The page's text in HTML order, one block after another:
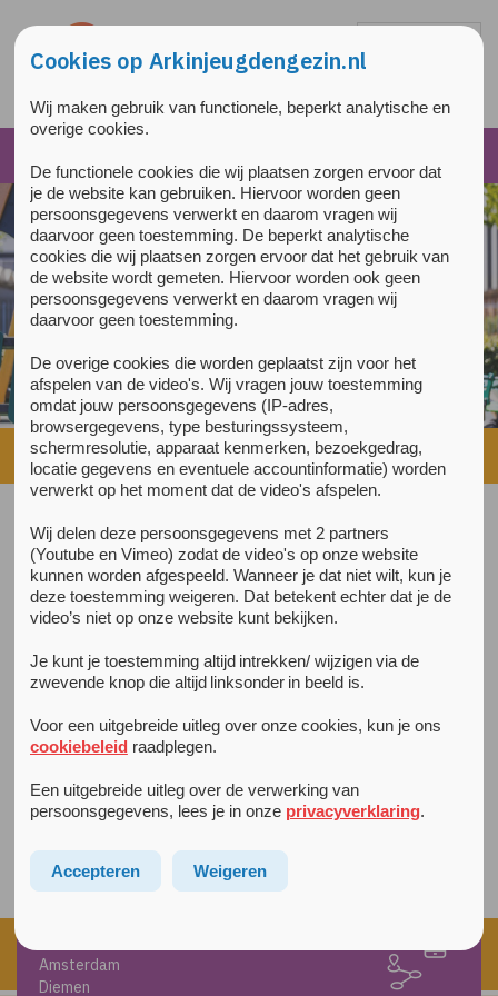
Home»Psychiater Christel Middeldorp in NRC
Alle nieuwsberichten
25 maart 2024
Psychiater Christel Middeldorp in NRC
Arkin gezinspsychiater Christel
prachtig interview in de NRC. “Kijk
bij een stoornis ook naar het gezin”,
oppert ze. Benieuwd naar het hele
artikel?
Lees hethier.
Amsterdam
Diemen
Cookies op Arkinjeugdengezin.nl
Wij maken gebruik van functionele, beperkt analytische en
overige cookies.
De functionele cookies die wij plaatsen zorgen ervoor dat
je de website kan gebruiken. Hiervoor worden geen
persoonsgegevens verwerkt en daarom vragen wij
daarvoor geen toestemming. De beperkt analytische
cookies die wij plaatsen zorgen ervoor dat het gebruik van
de website wordt gemeten. Hiervoor worden ook geen
persoonsgegevens verwerkt en daarom vragen wij
daarvoor geen toestemming.
De overige cookies die worden geplaatst zijn voor het
afspelen van de video's. Wij vragen jouw toestemming
omdat jouw persoonsgegevens (IP-adres,
browsergegevens, type besturingssysteem,
schermresolutie, apparaat kenmerken, bezoekgedrag,
locatie gegevens en eventuele accountinformatie) worden
verwerkt op het moment dat de video's afspelen.
Wij delen deze persoonsgegevens met 2 partners
(Youtube en Vimeo) zodat de video's op onze website
kunnen worden afgespeeld. Wanneer je dat niet wilt, kun je
deze toestemming weigeren. Dat betekent echter dat je de
video’s niet op onze website kunt bekijken.
Je kunt je toestemming altijd intrekken/ wijzigen via de
zwevende knop die altijd linksonder in beeld is.
Voor een uitgebreide uitleg over onze cookies, kun je ons
cookiebeleid raadplegen.
Een uitgebreide uitleg over de verwerking van
persoonsgegevens, lees je in onze privacyverklaring.
Accepteren Weigeren